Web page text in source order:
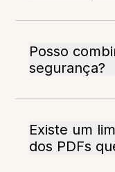
Posso
segurança?
Existe um
dos PDFs